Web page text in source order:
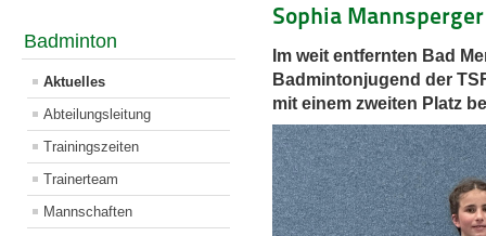
Badminton
Aktuelles
Abteilungsleitung
Trainingszeiten
Trainerteam
Mannschaften
Sophia
Im weit entfernten Bad
Badmintonjugend der
mit einem zweiten Platz